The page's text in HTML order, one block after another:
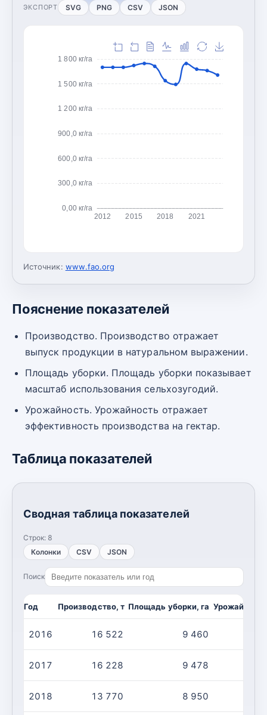
ЭКСПОРТ SVG PNG CSV JSON
0,00 кг/га
300,0 кг/га
600,0 кг/га
900,0 кг/га
1 200 кг/га
1 500 кг/га
1 800 кг/га
2012 2015 2018 2021
Источник: www.fao.org
Пояснение показателей
Производство. Производство отражает
выпуск продукции в натуральном выражении.
Площадь уборки. Площадь уборки показывает
масштаб использования сельхозугодий.
Урожайность. Урожайность отражает
эффективность производства на гектар.
Таблица показателей
Сводная таблица показателей
Строк: 8
Колонки
CSV JSON
Поиск
Год Производство, т Площадь уборки, га
2016 16 522 9 460
2017 16 228 9 478
2018 13 770 8 950